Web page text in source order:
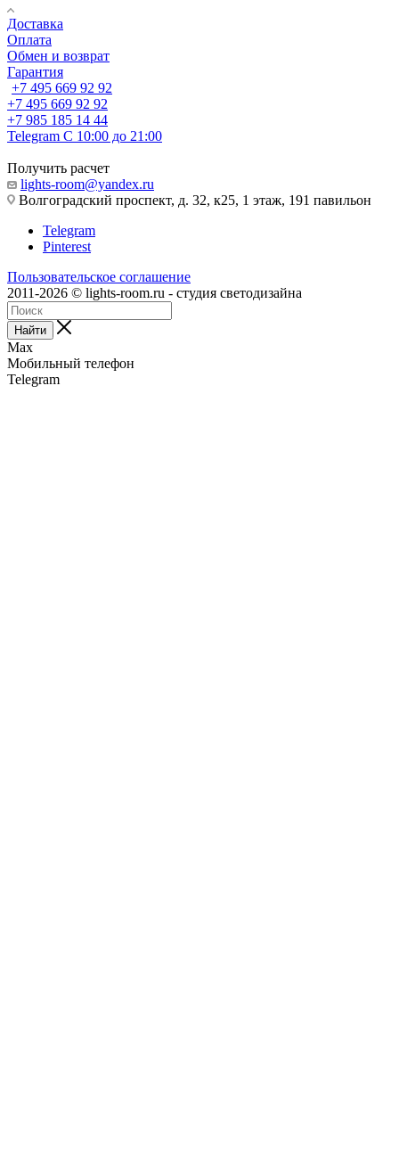
Доставка
Оплата
Обмен и возврат
Гарантия
+7 495 669 92 92
+7 495 669 92 92
+7 985 185 14 44
Telegram С 10:00 до 21:00
Получить расчет
lights-room@yandex.ru
Волгоградский проспект, д. 32, к25, 1 этаж, 191 павильон
Telegram
Pinterest
Пользовательское соглашение
2011-2026 © lights-room.ru - студия светодизайна
Найти
Max
Мобильный телефон
Telegram